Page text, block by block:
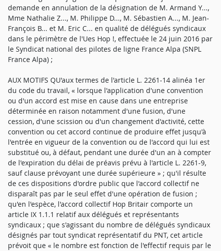
demande en annulation de la désignation de M. Armand Y...,
Mme Nathalie Z..., M. Philippe D..., M. Sébastien A..., M. Jean-
François B... et M. Eric C... en qualité de délégués syndicaux
dans le périmètre de l'Ues Hop !, effectuée le 24 juin 2016 par
le Syndicat national des pilotes de ligne France Alpa (SNPL
France Alpa) ;
AUX MOTIFS QU'aux termes de l'article L. 2261-14 alinéa 1er
du code du travail, « lorsque l'application d'une convention
ou d'un accord est mise en cause dans une entreprise
déterminée en raison notamment d'une fusion, d'une
cession, d'une scission ou d'un changement d'activité, cette
convention ou cet accord continue de produire effet jusqu'à
l'entrée en vigueur de la convention ou de l'accord qui lui est
substitué ou, à défaut, pendant une durée d'un an à compter
de l'expiration du délai de préavis prévu à l'article L. 2261-9,
sauf clause prévoyant une durée supérieure » ; qu'il résulte
de ces dispositions d'ordre public que l'accord collectif ne
disparaît pas par le seul effet d'une opération de fusion ;
qu'en l'espèce, l'accord collectif Hop Britair comporte un
article IX 1.1.1 relatif aux délégués et représentants
syndicaux ; que s'agissant du nombre de délégués syndicaux
désignés par tout syndicat représentatif du PNT, cet article
prévoit que « le nombre est fonction de l'effectif requis par le